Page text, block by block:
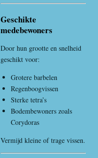
Geschikte
medebewoners
Door hun grootte en snelheid
geschikt voor:
Grotere barbelen
Regenboogvissen
Sterke tetra’s
Bodembewoners zoals
Corydoras
Vermijd kleine of trage vissen.